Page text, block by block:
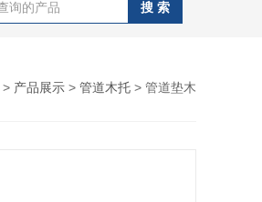
> 产品展示 > 管道木托 > 管道垫木